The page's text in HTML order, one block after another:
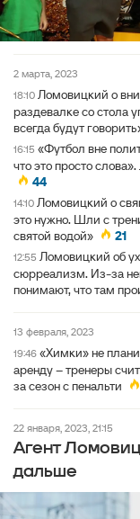
2 марта, 2023
18:10 Ломовицкий о
раздевалке со стола
всегда будут
16:15 «Футбол вне
что это просто
44
14:10 Ломовицкий о
это нужно. Шли с
святой водой»
21
12:55 Ломовицкий об
сюрреализм. Из-за
понимают, что там
13 февраля, 2023
19:46 «Химки» не
аренду – тренеры
за сезон с пенальти
22 января, 2023, 21:15
Агент
дальше